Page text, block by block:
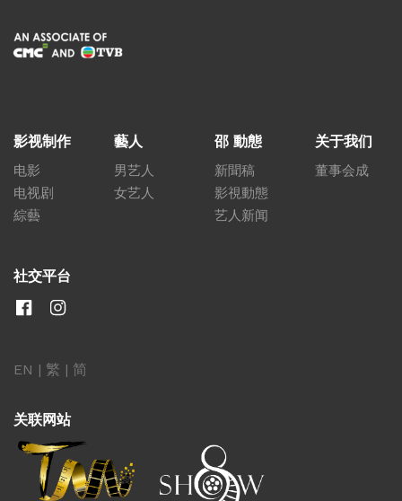
影视制作
电影
电视剧
綜藝
藝人
男艺人
女艺人
邵 動態
新聞稿
影視動態
艺人新闻
关于我们
董事会成
社交平台
EN | 繁 | 简
关联网站